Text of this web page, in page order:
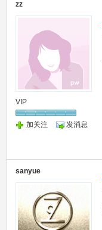
zz
VIP
加关注 发消息
sanyue